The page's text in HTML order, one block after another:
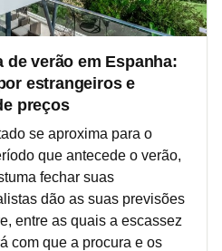
verão em Espanha:
estrangeiros e
preços
se aproxima para o
que antecede o verão,
fechar suas
dão as suas previsões
entre as quais a escassez
com que a procura e os